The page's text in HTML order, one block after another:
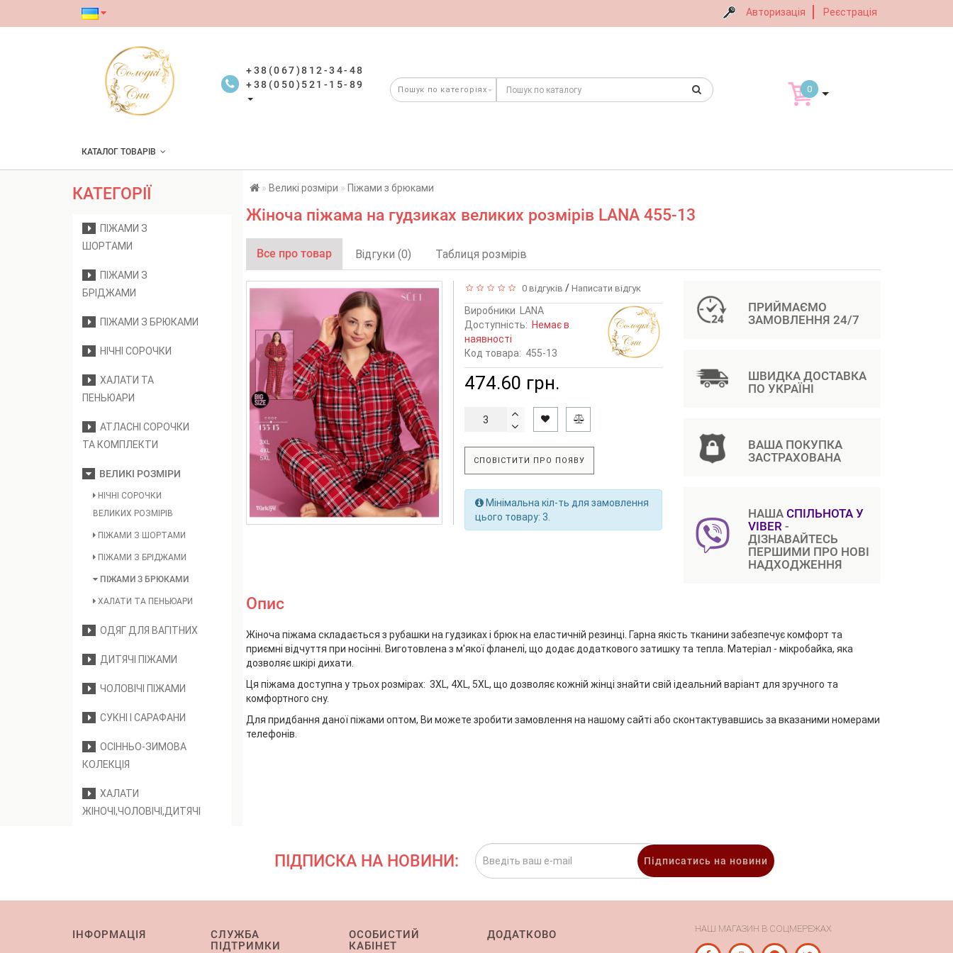
Авторизація Реєстрація
+38(067)812-34-48
+38(050)521-15-89
0
КАТАЛОГ ТОВАРІВ
КАТЕГОРІЇ
ПІЖАМИ З
ШОРТАМИ
ПІЖАМИ З
БРІДЖАМИ
ПІЖАМИ З БРЮКАМИ
НІЧНІ СОРОЧКИ
ХАЛАТИ ТА
ПЕНЬЮАРИ
АТЛАСНІ СОРОЧКИ
ТА КОМПЛЕКТИ
ВЕЛИКІ РОЗМІРИ
НІЧНІ СОРОЧКИ
ВЕЛИКИХ РОЗМІРІВ
ПІЖАМИ З ШОРТАМИ
ПІЖАМИ З БРІДЖАМИ
ПІЖАМИ З БРЮКАМИ
ХАЛАТИ ТА ПЕНЬЮАРИ
ОДЯГ ДЛЯ ВАГІТНИХ
ДИТЯЧІ ПІЖАМИ
ЧОЛОВІЧІ ПІЖАМИ
СУКНІ І САРАФАНИ
ОСІННЬО-ЗИМОВА
КОЛЕКЦІЯ
ХАЛАТИ
ЖІНОЧІ,ЧОЛОВІЧІ,ДИТЯЧІ
Великі розміри Піжами з брюками
Жіноча піжама на гудзиках великих розмірів LANA 455-13
Все про товар Відгуки (0) Таблиця розмірів
0 відгуків / Написати відгук
Виробники
LANA
Доступність: Немає в
наявності
Код товара: 455-13
474.60 грн.
СПОВІСТИТИ ПРО ПОЯВУ
Мінімальна кіл-ть для замовлення
цього товару: 3.
ПРИЙМАЄМО
ЗАМОВЛЕННЯ 24/7
ШВИДКА ДОСТАВКА
ПО УКРАЇНІ
ВАША ПОКУПКА
ЗАСТРАХОВАНА
НАША СПІЛЬНОТА У
VIBER-
ДІЗНАВАЙТЕСЬ
ПЕРШИМИ ПРО НОВІ
НАДХОДЖЕННЯ
Опис
Жіноча піжама складається з рубашки на гудзиках і брюк на еластичній резинці. Гарна якість тканини забезпечує комфорт та
приємні відчуття при носінні. Виготовлена з м'якої фланелі, що додає додаткового затишку та тепла. Матеріал - мікробайка, яка
дозволяє шкірі дихати.
Ця піжама доступна у трьох розмірах: 3XL, 4XL, 5XL, що дозволяє кожній жінці знайти свій ідеальний варіант для зручного та
комфортного сну.
Для придбання даної піжами оптом, Ви можете зробити замовлення на нашому сайті або сконтактувавшись за вказаними номерами
телефонів.
ПІДПИСКА НА НОВИНИ: Підписатись на новини
ІНФОРМАЦІЯ
СЛУЖБА
ПІДТРИМКИ
ОСОБИСТИЙ
КАБІНЕТ
ДОДАТКОВО НАШ МАГАЗИН В СОЦМЕРЕЖАХ